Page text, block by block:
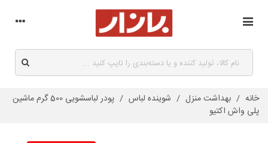
خانه / بهداشت منزل / شوینده لباس /
پودر لباسشویی 500 گرم ماشین
پلی واش اکتیو